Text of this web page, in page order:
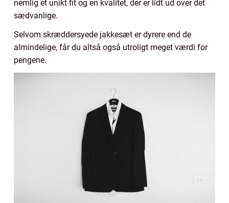
nemlig et unikt fit og en kvalitet, der er lidt ud over det
sædvanlige.
Selvom skræddersyede jakkesæt er dyrere end de
almindelige, får du altså også utroligt meget værdi for
pengene.